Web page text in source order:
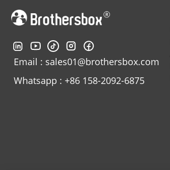
Email : sales01@brothersbox.com
Whatsapp : +86 158-2092-6875